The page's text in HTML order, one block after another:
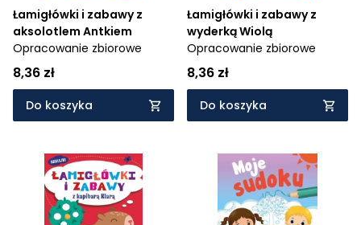
Łamigłówki i zabawy z
aksolotlem Antkiem
Opracowanie zbiorowe
8,36 zł
Do koszyka
Łamigłówki i zabawy z
wyderką Wiolą
Opracowanie zbiorowe
8,36 zł
Do koszyka